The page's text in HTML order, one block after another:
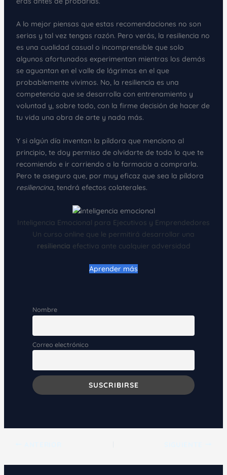
A lo mejor piensas que estas recomendaciones no son
serias y tal vez tengas razón. Pero verás, la resiliencia no
es una cualidad casual o incomprensible que solo
algunos afortunados experimentan mientras los demás
se aguantan en el valle de lágrimas en el que
probablemente vivimos. No, la resiliencia es una
competencia que se desarrolla con entrenamiento y
voluntad y, sobre todo, con la firme decisión de hacer de
tu vida una obra de arte y nada más.
Y si algún día inventan la píldora que menciono al
principio, te doy permiso de olvidarte de todo lo que te
recomiendo e ir corriendo a la farmacia a comprarla.
Pero te aseguro que, por muy eficaz que sea la píldora
resiliencina, tendrá efectos colaterales.
Inteligencia Emocional para Ejecutivos y Emprendedores
Un curso online que le permitirá desarrollar una
resiliencia efectiva ante cualquier adversidad
Aprender más
Nombre
Correo electrónico